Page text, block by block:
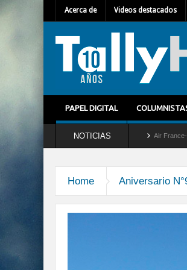
Acerca de Videos destacados
PAPEL DIGITAL
NOTICIAS
del servicio al C-2 Greyhound Air France-KLM
Home Aniversario